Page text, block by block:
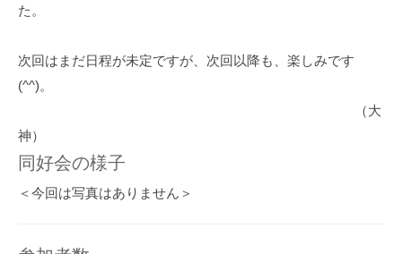
た。
次回はまだ日程が未定ですが、次回以降も、楽しみです
(^^)。
（大
神）
同好会の様子
＜今回は写真はありません＞